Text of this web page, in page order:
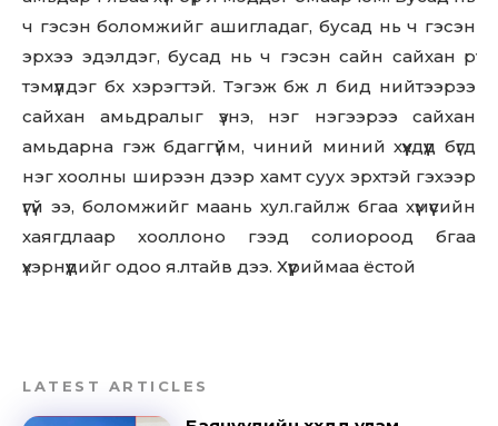
out!
Sing up for our newsletter
to stay in the loop.
SUBSCRIBE
ч гэсэн боломжийг ашигладаг, бусад нь ч гэсэн
эрхээ эдэлдэг, бусад нь ч гэсэн сайн сайхан рүү
тэмүүлдэг бх хэрэгтэй. Тэгэж бж л бид нийтээрээ
сайхан амьдралыг үзнэ, нэг нэгээрээ сайхан
амьдарна гэж бдаггүйм, чиний миний хүүүхдүүд бүгд
нэг хоолны ширээн дээр хамт суух эрхтэй гэхээр
үгүй ээ, боломжийг маань хул.гайлж бгаа хүмүүсийн
хаягдлаар хооллоно гээд солиороод бгаа
үхэрнүүдийг одоо я.лтайв дээ. Хүүриймаа ёстой
LATEST ARTICLES